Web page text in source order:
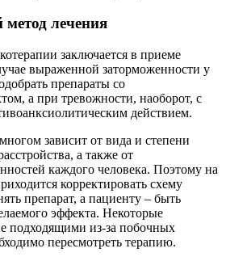
лечения
заключается в приеме
выраженной заторможенности у
препараты со
а при тревожности, наоборот, с
действием.
зависит от вида и степени
а также от
каждого человека. Поэтому на
корректировать схему
препарат, а пациенту – быть
эффекта. Некоторые
подходящими из-за побочных
пересмотреть терапию.